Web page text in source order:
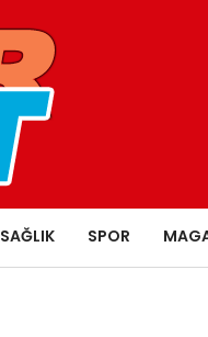
SAĞLIK SPOR